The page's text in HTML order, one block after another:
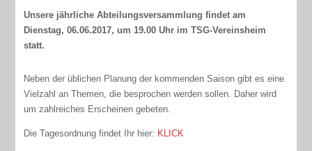
Unsere jährliche Abteilungsversammlung findet am
Dienstag, 06.06.2017, um 19.00 Uhr im TSG-Vereinsheim
statt.
Neben der üblichen Planung der kommenden Saison gibt es eine
Vielzahl an Themen, die besprochen werden sollen. Daher wird
um zahlreiches Erscheinen gebeten.
Die Tagesordnung findet Ihr hier: KLICK